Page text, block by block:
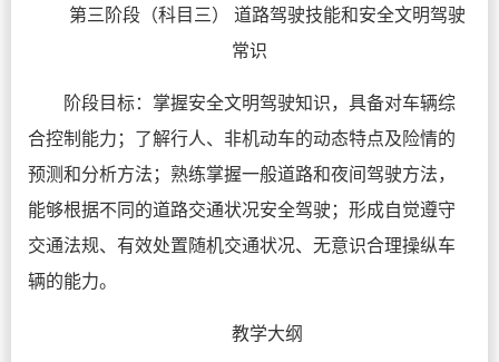
第三阶段（科目三） 道路驾驶技能和安全文明驾驶
常识
阶段目标：掌握安全文明驾驶知识，具备对车辆综
合控制能力；了解行人、非机动车的动态特点及险情的
预测和分析方法；熟练掌握一般道路和夜间驾驶方法，
能够根据不同的道路交通状况安全驾驶；形成自觉遵守
交通法规、有效处置随机交通状况、无意识合理操纵车
辆的能力。
教学大纲